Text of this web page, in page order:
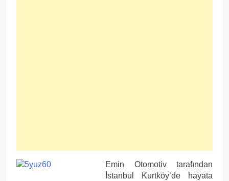
Emin Otomotiv tarafından
İstanbul Kurtköy’de hayata